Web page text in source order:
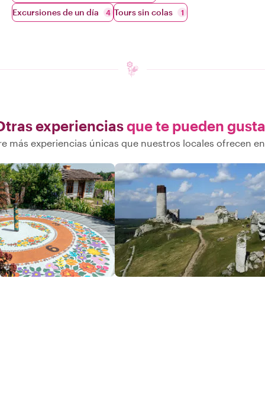
Excursiones de un día 4 Tours sin colas 1
experienciasque te pueden
más experiencias únicas que nuestros locales ofrecen